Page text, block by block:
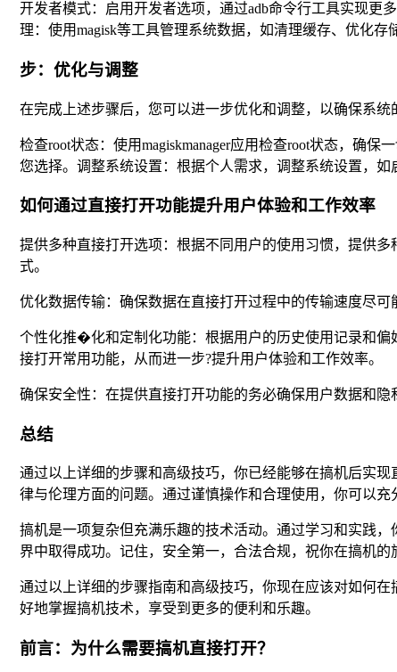
开发者模式：启用开发者选项，通过adb命令行工具实现更
理：使用magisk等工具管理系统数据，如清理缓存、优化存
步：优化与调整
在完成上述步骤后，您可以进一步优化和调整，以确保系统
检查root状态：使用magiskmanager应用检查root状态，确
您选择。调整系统设置：根据个人需求，调整系统设置，如
如何通过直接打开功能提升用户体验和工作效率
提供多种直接打开选项：根据不同用户的使用习惯，提供
式。
优化数据传输：确保数据在直接打开过程中的传输速度尽
个性化推�化和定制化功能：根据用户的历史使用记录和
接打开常用功能，从而进一步?提升用户体验和工作效率。
确保安全性：在提供直接打开功能的务必确保用户数据和
总结
通过以上详细的步骤和高级技巧，你已经能够在搞机后实
律与伦理方面的问题。通过谨慎操作和合理使用，你可以
搞机是一项复杂但充满乐趣的技术活动。通过学习和实践
界中取得成功。记住，安全第一，合法合规，祝你在搞机的
通过以上详细的步骤指南和高级技巧，你现在应该对如何
好地掌握搞机技术，享受到更多的便利和乐趣。
前言：为什么需要搞机直接打开？